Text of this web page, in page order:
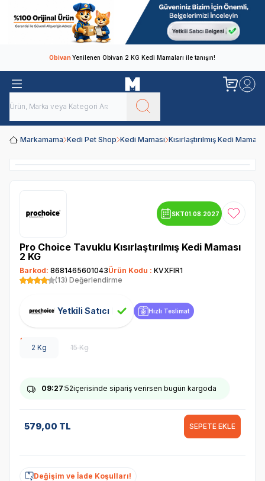
ObivanYenilenen Obivan 2 KG Kedi Mamaları ile tanışın!
Markamama Kedi Pet Shop Kedi Maması Kısırlaştırılmış Kedi Maması
SKT01.08.2027 Favoriye
Pro Choice Tavuklu Kısırlaştırılmış Kedi Maması
2 KG
Barkod: 8681465601043Ürün Kodu : KVXFIR1
(13) Değerlendirme
Yetkili Satıcı Hızlı Teslimat
2 Kg 15 Kg
09:27:52içerisinde sipariş verirsen bugün kargoda
579,00 TL SEPETE EKLE
Değişim ve İade Koşulları!